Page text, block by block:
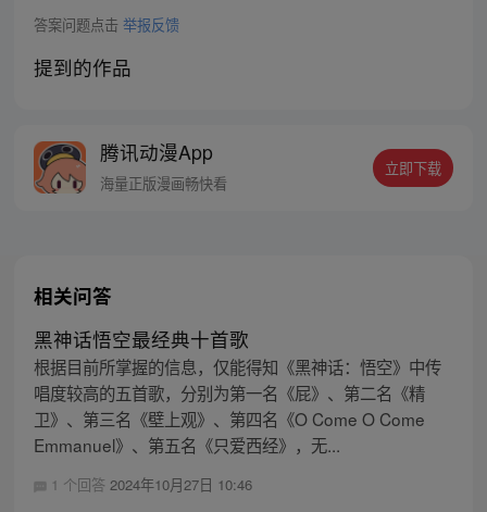
答案问题点击 举报反馈
提到的作品
腾讯动漫App
海量正版漫画畅快看
立即下载
相关问答
黑神话悟空最经典十首歌
根据目前所掌握的信息，仅能得知《黑神话：悟空》中传
唱度较高的五首歌，分别为第一名《屁》、第二名《精
卫》、第三名《壁上观》、第四名《O Come O Come
Emmanuel》、第五名《只爱西经》，无...
1 个回答 2024年10月27日 10:46